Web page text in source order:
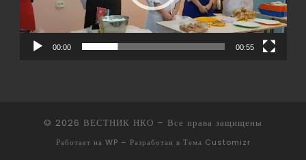
00:00 00:55
© 2026 ВЕСТНИК НКО – Все права защищены
Работает на WP – Разработан в Тема Customizr